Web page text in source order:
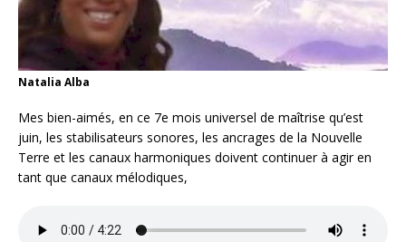
Natalia Alba
Mes bien-aimés, en ce 7e mois universel de maîtrise qu’est
juin, les stabilisateurs sonores, les ancrages de la Nouvelle
Terre et les canaux harmoniques doivent continuer à agir en
tant que canaux mélodiques,